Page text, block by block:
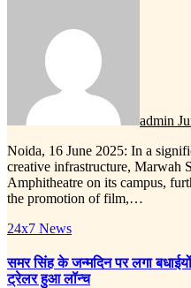
admin
Noida, 16 June 2025: In a significant milestone towards enhancing
creative infrastructure, Marwah
Amphitheatre on its campus,
the promotion of film,…
24x7 News
समर सिंह के जन्मदिन पर लगा
ट्रेलर हुआ लॉन्च